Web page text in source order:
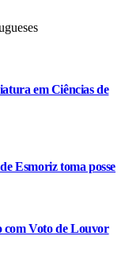
em Ciências de
Esmoriz toma posse
com Voto de Louvor